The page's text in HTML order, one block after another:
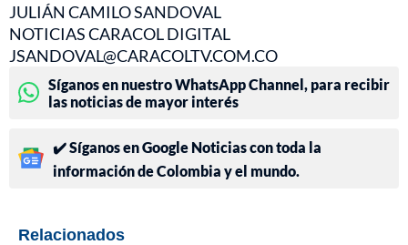
JULIÁN CAMILO SANDOVAL
NOTICIAS CARACOL DIGITAL
JSANDOVAL@CARACOLTV.COM.CO
Síganos en nuestro WhatsApp Channel, para recibir
las noticias de mayor interés
✔️ Síganos en Google Noticias con toda la
información de Colombia y el mundo.
Relacionados